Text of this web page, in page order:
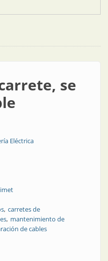
se
Eléctrica
carretes de
mantenimiento de
de cables